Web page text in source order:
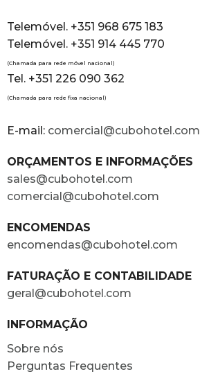
Telemóvel. +351 968 675 183
Telemóvel. +351 914 445 770
(Chamada para rede móvel nacional)
Tel. +351 226 090 362
(Chamada para rede fixa nacional)
E-mail: comercial@cubohotel.com
ORÇAMENTOS E INFORMAÇÕES
sales@cubohotel.com
comercial@cubohotel.com
ENCOMENDAS
encomendas@cubohotel.com
FATURAÇÃO E CONTABILIDADE
geral@cubohotel.com
INFORMAÇÃO
Sobre nós
Perguntas Frequentes